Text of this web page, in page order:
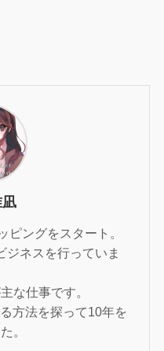
ピングをスタート。
ジネスを行っていま
な仕事です。
方法を探って10年を
。